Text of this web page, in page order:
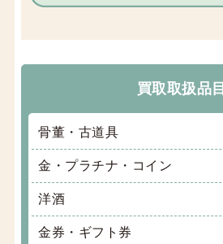
買取取扱品目
骨董・古道具
金・プラチナ・コイン
洋酒
金券・ギフト券